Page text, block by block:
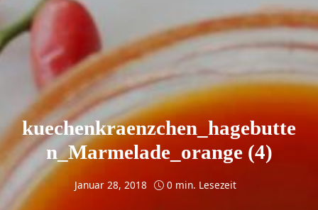
kuechenkraenzchen_hagebutte
n_Marmelade_orange (4)
Januar 28, 2018 0 min. Lesezeit